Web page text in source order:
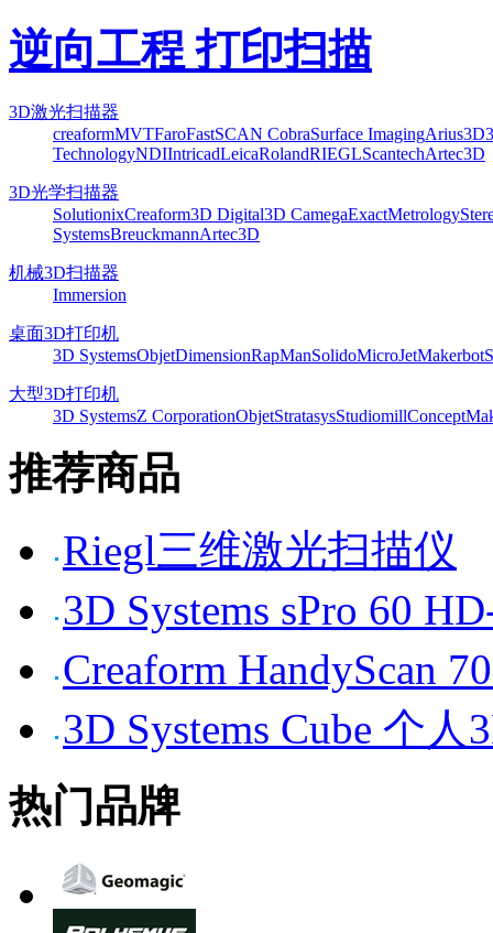
逆向工程 打印扫描
3D激光扫描器
creaformMVTFaroFastSCAN CobraSurface ImagingArius3D
TechnologyNDIIntricadLeicaRolandRIEGLScantechArtec3D
3D光学扫描器
SolutionixCreaform3D Digital3D CamegaExactMetrology
SystemsBreuckmannArtec3D
机械3D扫描器
Immersion
桌面3D打印机
3D SystemsObjetDimensionRapManSolidoMicroJetMakerbot
大型3D打印机
3D SystemsZ CorporationObjetStratasysStudiomillConcept
推荐商品
Riegl三维激光扫描仪
3D Systems sPro 60
Creaform HandyScan
3D Systems Cube 个人
热门品牌